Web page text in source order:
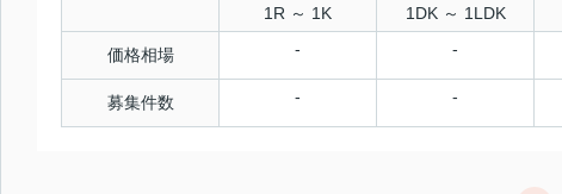
1R ～ 1K 1DK ～ 1LDK
価格相場 - -
募集件数 - -